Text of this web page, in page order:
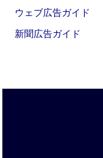
ウェブ広告ガイド
新聞広告ガイド